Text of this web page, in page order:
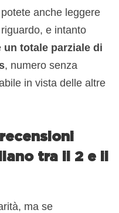
anche leggere
e intanto
un totale parziale di
, numero senza
in vista delle altre
tra il 2 e il
ma se